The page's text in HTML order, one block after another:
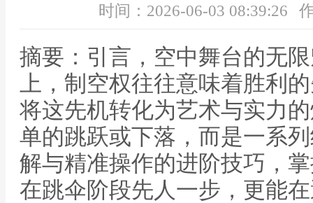
时间：2026-06-03 08:39:26
摘要：引言，空中舞台的无
上，制空权往往意味着胜利
将这先机转化为艺术与实力
单的跳跃或下落，而是一系
解与精准操作的进阶技巧，
在跳伞阶段先人一步，更能